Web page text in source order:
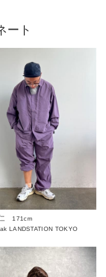
ート
171cm
LANDSTATION TOKYO